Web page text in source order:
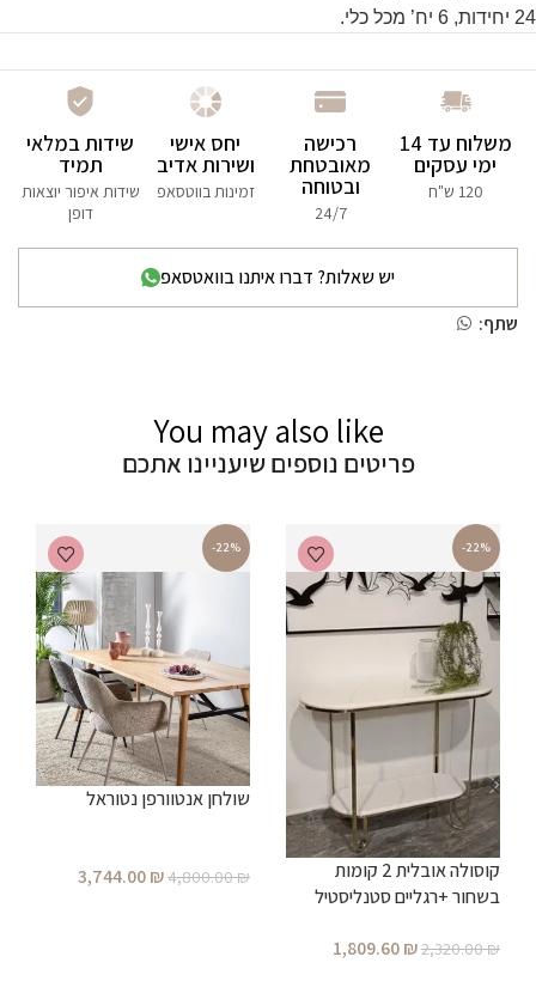
24 יחידות, 6 יח’ מכל כלי.
משלוח עד 14
ימי עסקים
120 ש"ח
רכישה
מאובטחת
ובטוחה
24/7
יחס אישי
ושירות אדיב
זמינות בווטסאפ
שידות במלאי
תמיד
שידות איפור יוצאות
דופן
יש שאלות? דברו איתנו בוואטסאפ
שתף:
You may also like
פריטים נוספים שיעניינו אתכם
-22%
קוסולה אובלית 2 קומות
בשחור +רגליים סטנליסטיל
2,320.00₪
1,809.60₪
-22%
שולחן אנטוורפן נטוראל
4,800.00₪
3,744.00₪